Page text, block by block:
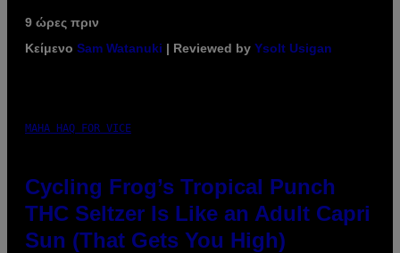
9 ώρες πριν
Κείμενο Sam Watanuki | Reviewed by Ysolt Usigan
MAHA HAQ FOR VICE
Cycling Frog’s Tropical Punch
THC Seltzer Is Like an Adult Capri
Sun (That Gets You High)